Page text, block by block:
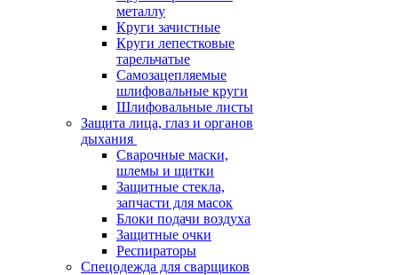
металлу
Круги зачистные
Круги лепестковые
тарельчатые
Самозацепляемые
шлифовальные круги
Шлифовальные листы
Защита лица, глаз и органов
дыхания
Сварочные маски,
шлемы и щитки
Защитные стекла,
запчасти для масок
Блоки подачи воздуха
Защитные очки
Респираторы
Спецодежда для сварщиков